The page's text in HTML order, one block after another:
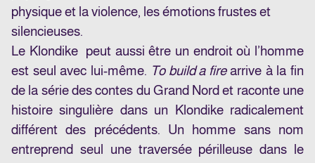
physique et la violence, les émotions frustes et
silencieuses.
Le Klondike peut aussi être un endroit où l’homme
est seul avec lui-même. To build a firearrive à la fin
de la série des contes du Grand Nord et raconte une
histoire singulière dans un Klondike radicalement
différent des précédents. Un homme sans nom
entreprend seul une traversée périlleuse dans le